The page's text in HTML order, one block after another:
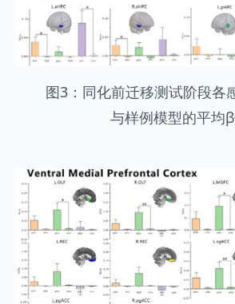
图3：同化前迁移测试阶段各
与样例模型的平均